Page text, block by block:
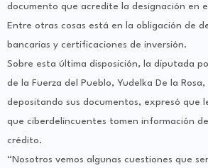
documento que acredite la designación en
Entre otras cosas está en la obligación de
bancarias y certificaciones de inversión.
Sobre esta última disposición, la diputada
de la Fuerza del Pueblo, Yudelka De la
depositando sus documentos, expresó que
que ciberdelincuentes tomen información
crédito.
“Nosotros vemos algunas cuestiones que